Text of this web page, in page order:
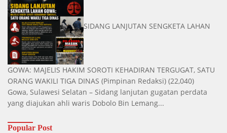
SIDANG LANJUTAN SENGKETA LAHAN
GOWA: MAJELIS HAKIM SOROTI KEHADIRAN TERGUGAT, SATU
ORANG WAKILI TIGA DINAS (Pimpinan Redaksi) (22,040)
Gowa, Sulawesi Selatan – Sidang lanjutan gugatan perdata
yang diajukan ahli waris Dobolo Bin Lemang...
Popular Post